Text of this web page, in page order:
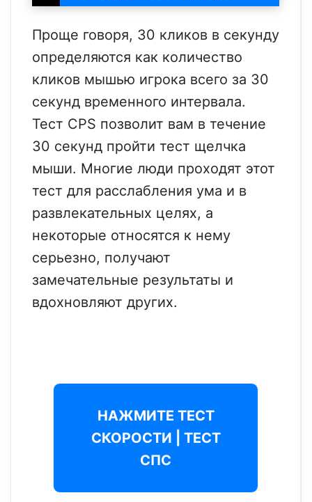
Проще говоря, 30 кликов в секунду
определяются как количество
кликов мышью игрока всего за 30
секунд временного интервала.
Тест CPS позволит вам в течение
30 секунд пройти тест щелчка
мыши. Многие люди проходят этот
тест для расслабления ума и в
развлекательных целях, а
некоторые относятся к нему
серьезно, получают
замечательные результаты и
вдохновляют других.
НАЖМИТЕ ТЕСТ
СКОРОСТИ | ТЕСТ
СПС